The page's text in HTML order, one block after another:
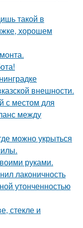
такой в
хорошем
внешности.
с местом для
между
можно укрыться
руками.
лаконичность
утонченностью
стекле и